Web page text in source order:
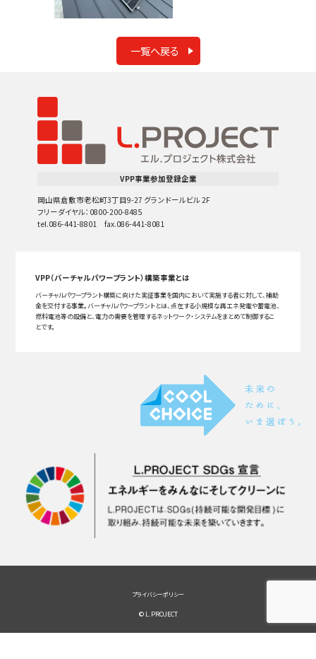
一覧へ戻る
VPP事業参加登録企業
岡山県倉敷市老松町3丁目9-27 グランドールビル 2F
フリーダイヤル：0800-200-8485
tel.086-441-8801 fax.086-441-8081
VPP（バーチャルパワープラント）構築事業とは
バーチャルパワープラント構築に向けた実証事業を国内において実施する者に対して、補助
金を交付する事業。バーチャルパワープラントとは、点在する小規模な再エネ発電や蓄電池、
燃料電池等の設備と、電力の需要を管理するネットワーク・システムをまとめて制御するこ
とです。
プライバシーポリシー
© L.PROJECT